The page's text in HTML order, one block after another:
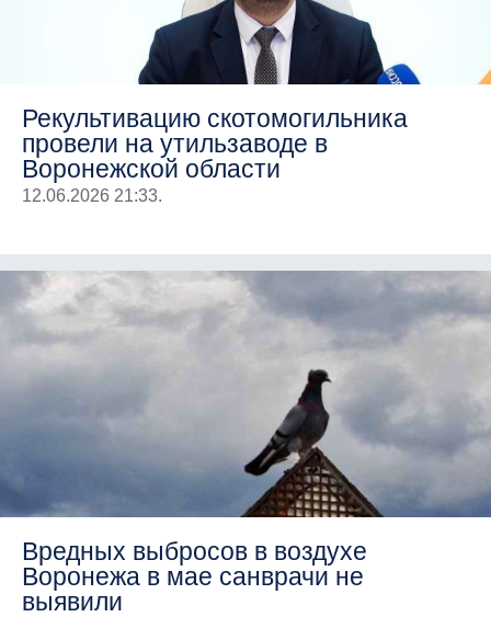
Рекультивацию скотомогильника
провели на утильзаводе в
Воронежской области
12.06.2026 21:33.
Вредных выбросов в воздухе
Воронежа в мае санврачи не
выявили